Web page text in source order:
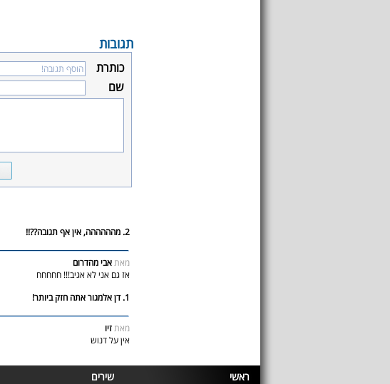
תגובות
כותרת
שם
2. מהההההה, אין אף תגובה??!!
מאתאבי מהדרום
אז גם אני לא אגיב!!! חחחחח
1. דן אלמגור אתה חזק ביותר!
מאתזיו
אין על דנוש
ראשי שירים